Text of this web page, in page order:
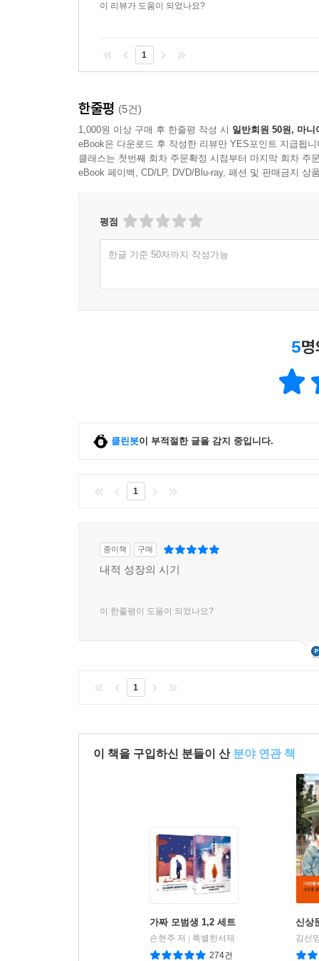
이 리뷰가 도움이 되었나요?
1
한줄평 (5건)
1,000원 이상 구매 후 한줄평 작성 시 일반회원 50원, 마니
eBook은 다운로드 후 작성한 리뷰만 YES포인트 지급됩니
클래스는 첫번째 회차 주문확정 시점부터 마지막 회차 주
eBook 페이백, CD/LP, DVD/Blu-ray, 패션 및 판매금지 상
평점
한글 기준 50자까지 작성가능
5
클린봇이 부적절한 글을 감지 중입니다.
1
종이책 구매
내적 성장의 시기
이 한줄평이 도움이 되었나요?
1
이 책을 구입하신 분들이 산 분야 연관 책
가짜 모범생 1,2 세트
손현주 저
특별한서재
274건
신상
김선